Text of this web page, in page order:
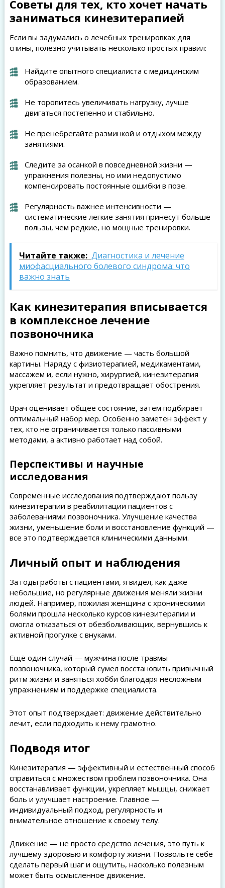
Советы для тех, кто хочет начать
заниматься кинезитерапией
Если вы задумались о лечебных тренировках для
спины, полезно учитывать несколько простых правил:
Найдите опытного специалиста с медицинским
образованием.
Не торопитесь увеличивать нагрузку, лучше
двигаться постепенно и стабильно.
Не пренебрегайте разминкой и отдыхом между
занятиями.
Следите за осанкой в повседневной жизни —
упражнения полезны, но ими недопустимо
компенсировать постоянные ошибки в позе.
Регулярность важнее интенсивности —
систематические легкие занятия принесут больше
пользы, чем редкие, но мощные тренировки.
Читайте также: Диагностика и лечение
миофасциального болевого синдрома: что
важно знать
Как кинезитерапия вписывается
в комплексное лечение
позвоночника
Важно помнить, что движение — часть большой
картины. Наряду с физиотерапией, медикаментами,
массажем и, если нужно, хирургией, кинезитерапия
укрепляет результат и предотвращает обострения.
Врач оценивает общее состояние, затем подбирает
оптимальный набор мер. Особенно заметен эффект у
тех, кто не ограничивается только пассивными
методами, а активно работает над собой.
Перспективы и научные
исследования
Современные исследования подтверждают пользу
кинезитерапии в реабилитации пациентов с
заболеваниями позвоночника. Улучшение качества
жизни, уменьшение боли и восстановление функций —
все это подтверждается клиническими данными.
Личный опыт и наблюдения
За годы работы с пациентами, я видел, как даже
небольшие, но регулярные движения меняли жизни
людей. Например, пожилая женщина с хроническими
болями прошла несколько курсов кинезитерапии и
смогла отказаться от обезболивающих, вернувшись к
активной прогулке с внуками.
Ещё один случай — мужчина после травмы
позвоночника, который сумел восстановить привычный
ритм жизни и заняться хобби благодаря несложным
упражнениям и поддержке специалиста.
Этот опыт подтверждает: движение действительно
лечит, если подходить к нему грамотно.
Подводя итог
Кинезитерапия — эффективный и естественный способ
справиться с множеством проблем позвоночника. Она
восстанавливает функции, укрепляет мышцы, снижает
боль и улучшает настроение. Главное —
индивидуальный подход, регулярность и
внимательное отношение к своему телу.
Движение — не просто средство лечения, это путь к
лучшему здоровью и комфорту жизни. Позвольте себе
сделать первый шаг и ощутить, насколько полезным
может быть осмысленное движение.